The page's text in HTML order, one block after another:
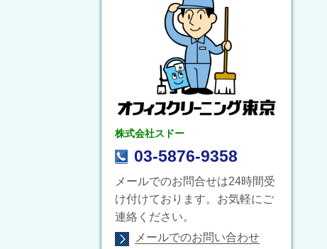
株式会社スドー
03-5876-9358
メールでのお問合せは24時間受
け付けております。お気軽にご
連絡ください。
メールでのお問い合わせ